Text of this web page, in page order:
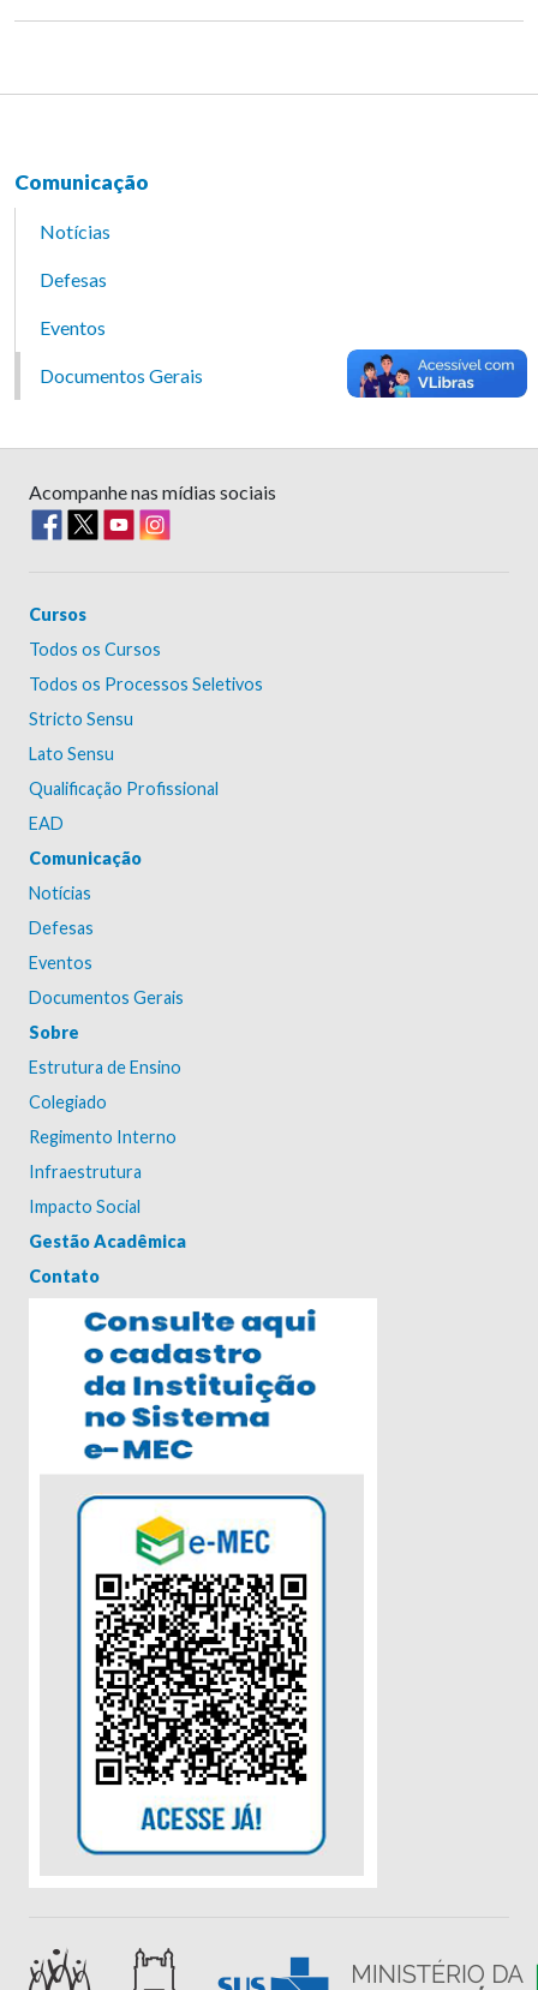
Comunicação
Notícias
Defesas
Eventos
Documentos Gerais
Acompanhe nas mídias sociais
Cursos
Todos os Cursos
Todos os Processos Seletivos
Stricto Sensu
Lato Sensu
Qualificação Profissional
EAD
Comunicação
Notícias
Defesas
Eventos
Documentos Gerais
Sobre
Estrutura de Ensino
Colegiado
Regimento Interno
Infraestrutura
Impacto Social
Gestão Acadêmica
Contato